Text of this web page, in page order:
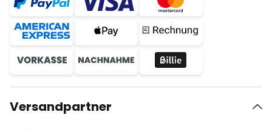
Versandpartner